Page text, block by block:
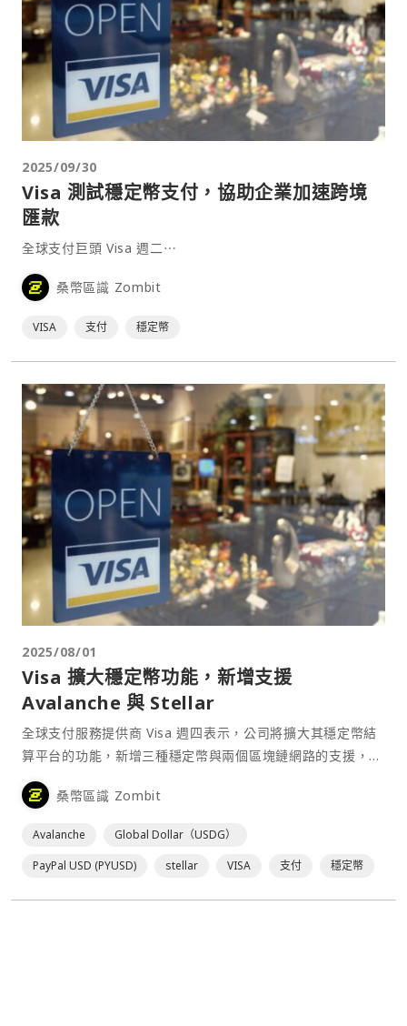
2025/09/30
Visa 測試穩定幣支付，協助企業加速跨境
匯款
全球支付巨頭 Visa 週二⋯
桑幣區識 Zombit
VISA 支付 穩定幣
2025/08/01
Visa 擴大穩定幣功能，新增支援
Avalanche 與 Stellar
全球支付服務提供商 Visa 週四表示，公司將擴大其穩定幣結
算平台的功能，新增三種穩定幣與兩個區塊鏈網路的支援，以
桑幣區識 Zombit
Avalanche
Global Dollar（USDG）
PayPal USD (PYUSD)
stellar VISA 支付 穩定幣